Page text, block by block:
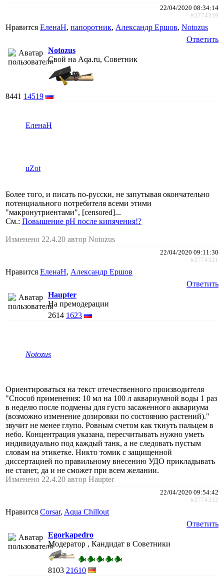
22/04/2020 08:34:14
#2774319
Нравится ЕленаН, папоротник, Александр Ершов, Notozus
Ответить
Notozus
Свой на Aqa.ru, Советник
8441 14519
ЕленаН
uZot
Более того, и писать по-русски, не запутывая окончательно
потенциального потребителя всеми этими
"макронутриентами", [censored]...
См.: Повышение pH после кипячения!?
Изменено 22.4.20 автор Notozus
22/04/2020 09:11:30
#2774321
Нравится ЕленаН, Александр Ершов
Ответить
Haupter
На премодерации
2614 1623
Notozus
Ориентироваться на текст отечественного производителя
"Способ применения: 10 мл на 100 л аквариумной воды 1 раз
в неделю после подмены для густо засаженного аквариума
(возможно изменение дозировки по состоянию растений)."
звучит не менее глупо. Ровным счетом как ткнуть пальцем в
небо. Концентрация указана, пересчитывать нужно уметь
индивидуально под каждый танк, а не следовать пустым
словам на этикетке. Никто томик с защищенной
диссертацией по правильному внесению УДО прикладывать
не станет, да и не сможет при всем желании.
Изменено 22.4.20 автор Haupter
22/04/2020 09:54:42
#2774332
Нравится Corsar, Aqua Chillout
Ответить
Egorkapedro
Модератор , Кандидат в Советники
8103 21610